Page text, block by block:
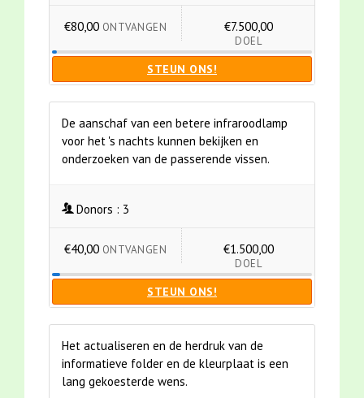
€80,00 ONTVANGEN €7.500,00
DOEL
STEUN ONS!
De aanschaf van een betere infraroodlamp
voor het 's nachts kunnen bekijken en
onderzoeken van de passerende vissen.
Donors : 3
€40,00 ONTVANGEN €1.500,00
DOEL
STEUN ONS!
Het actualiseren en de herdruk van de
informatieve folder en de kleurplaat is een
lang gekoesterde wens.